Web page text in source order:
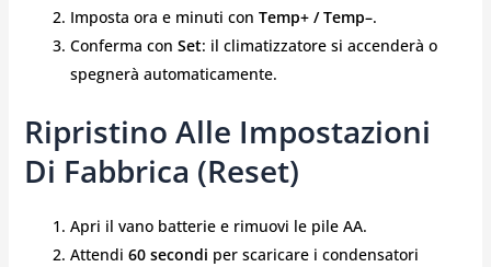
Imposta ora e minuti con Temp+ / Temp–.
Conferma con Set: il climatizzatore si accenderà o
spegnerà automaticamente.
Ripristino Alle Impostazioni
Di Fabbrica (Reset)
Apri il vano batterie e rimuovi le pile AA.
Attendi 60 secondi per scaricare i condensatori